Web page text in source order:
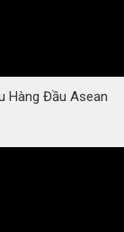
Hàng Đầu Asean